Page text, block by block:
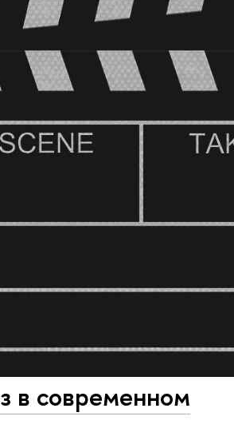
в современном